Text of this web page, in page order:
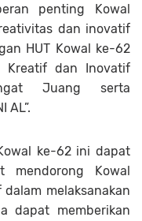
penting Kowal
dan inovatif
HUT Kowal ke-62
Kreatif dan Inovatif
Juang serta
AL”.
ke-62 ini dapat
mendorong Kowal
melaksanakan
dapat memberikan